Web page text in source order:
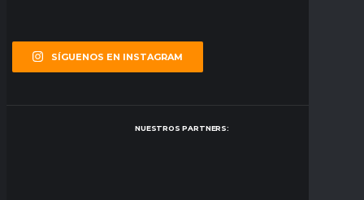
SÍGUENOS EN INSTAGRAM
NUESTROS PARTNERS: